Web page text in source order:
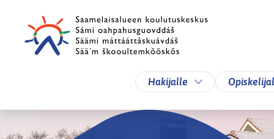
Siirry pääsisältöön Siirry päävalikkoon
Hakijalle Vaihda